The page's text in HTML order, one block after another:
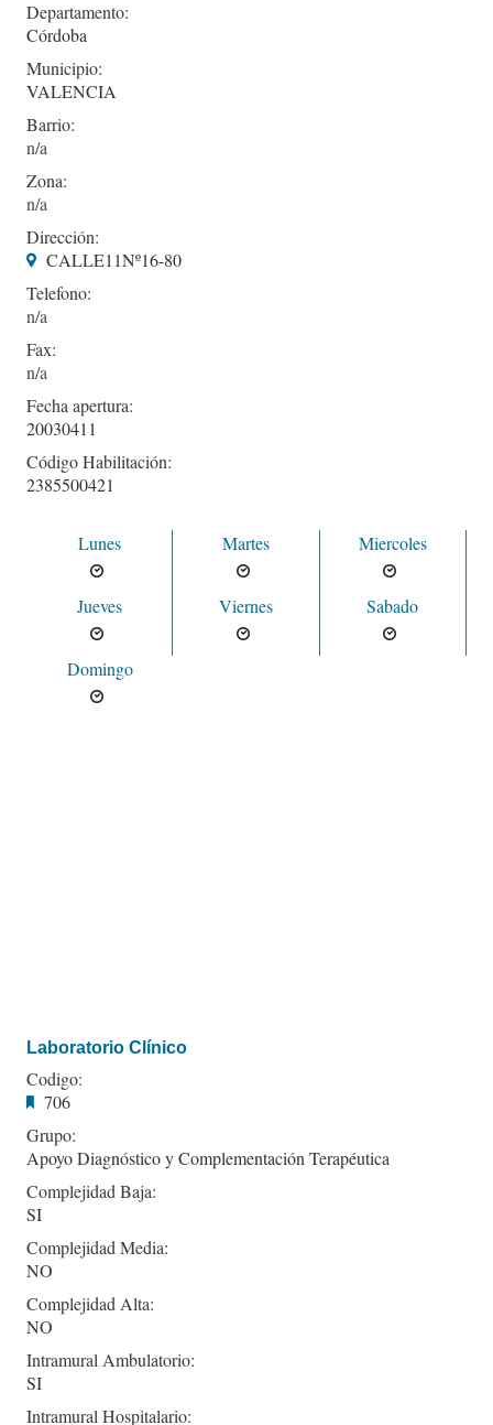
Departamento:
Córdoba
Municipio:
VALENCIA
Barrio:
Zona:
Dirección:
CALLE11Nº16-80
Telefono:
Fax:
Fecha apertura:
20030411
Código Habilitación:
2385500421
Lunes Martes Miercoles
Jueves Viernes Sabado
Domingo
Laboratorio Clínico
Codigo:
706
Grupo:
Apoyo Diagnóstico y Complementación Terapéutica
Complejidad Baja:
SI
Complejidad Media:
NO
Complejidad Alta:
NO
Intramural Ambulatorio:
SI
Intramural Hospitalario: